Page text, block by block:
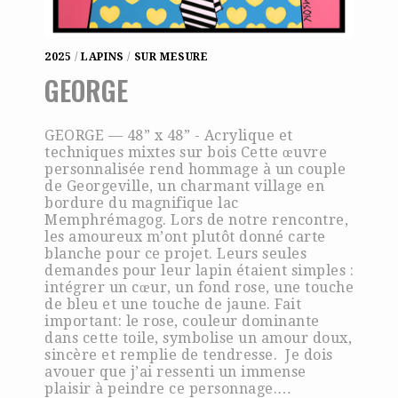
2025 /LAPINS / SUR MESURE
GEORGE
GEORGE — 48” x 48” - Acrylique et
techniques mixtes sur bois Cette œuvre
personnalisée rend hommage à un couple
de Georgeville, un charmant village en
bordure du magnifique lac
Memphrémagog. Lors de notre rencontre,
les amoureux m’ont plutôt donné carte
blanche pour ce projet. Leurs seules
demandes pour leur lapin étaient simples :
intégrer un cœur, un fond rose, une touche
de bleu et une touche de jaune. Fait
important: le rose, couleur dominante
dans cette toile, symbolise un amour doux,
sincère et remplie de tendresse. Je dois
avouer que j’ai ressenti un immense
plaisir à peindre ce personnage.…